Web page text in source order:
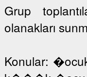
Grup
olanakları
Konular: